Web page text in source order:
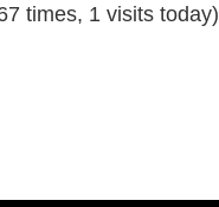
times, 1 visits today)